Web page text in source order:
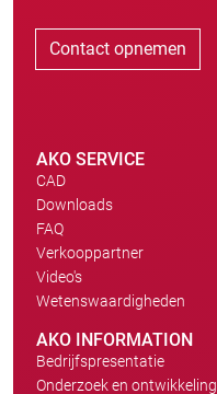
Contact opnemen
AKO SERVICE
CAD
Downloads
FAQ
Verkooppartner
Video's
Wetenswaardigheden
AKO INFORMATION
Bedrijfspresentatie
Onderzoek en ontwikkeling